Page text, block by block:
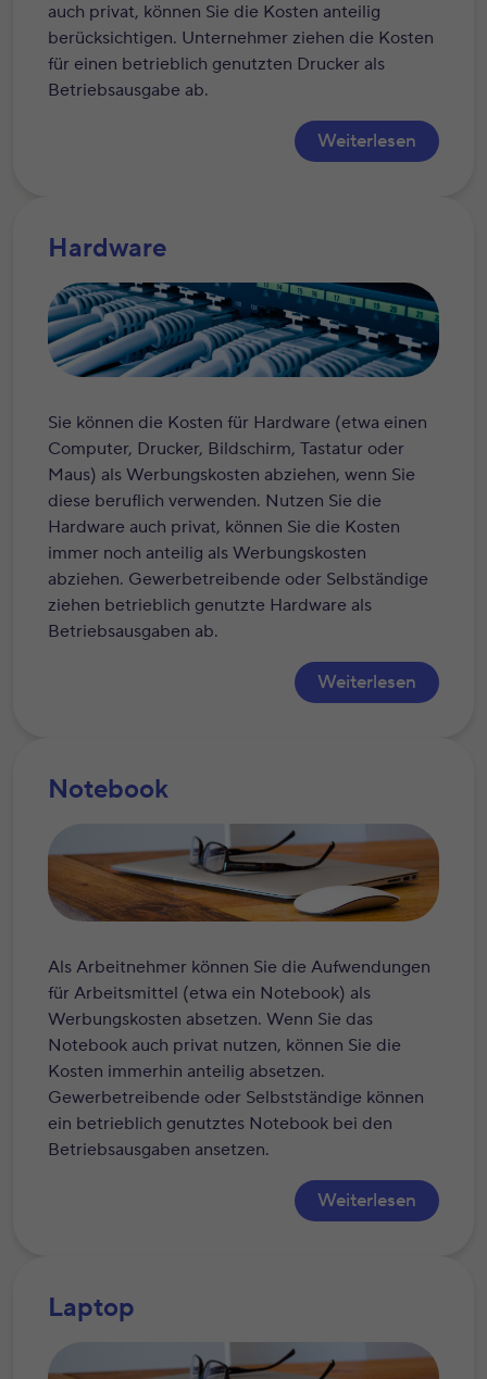
auch privat, können Sie die Kosten anteilig
berücksichtigen. Unternehmer ziehen die Kosten
für einen betrieblich genutzten Drucker als
Betriebsausgabe ab.
Weiterlesen
Hardware
Sie können die Kosten für Hardware (etwa einen
Computer, Drucker, Bildschirm, Tastatur oder
Maus) als Werbungskosten abziehen, wenn Sie
diese beruflich verwenden. Nutzen Sie die
Hardware auch privat, können Sie die Kosten
immer noch anteilig als Werbungskosten
abziehen. Gewerbetreibende oder Selbständige
ziehen betrieblich genutzte Hardware als
Betriebsausgaben ab.
Weiterlesen
Notebook
Als Arbeitnehmer können Sie die Aufwendungen
für Arbeitsmittel (etwa ein Notebook) als
Werbungskosten absetzen. Wenn Sie das
Notebook auch privat nutzen, können Sie die
Kosten immerhin anteilig absetzen.
Gewerbetreibende oder Selbstständige können
ein betrieblich genutztes Notebook bei den
Betriebsausgaben ansetzen.
Weiterlesen
Laptop